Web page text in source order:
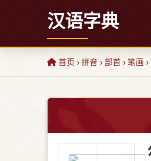
汉语字典
首页 › 拼音 › 部首 › 笔画 ›